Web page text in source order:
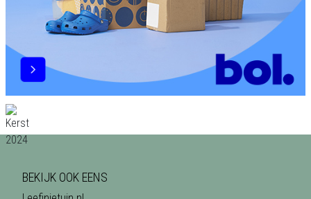
BEKIJK OOK EENS